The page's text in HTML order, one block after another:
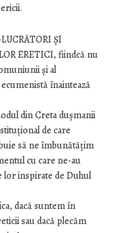
ȘI
ERETICI, fiindcă nu
și al
înaintează
din Creta dușmanii
de care
să ne îmbunătățim
cu care ne-au
lor inspirate de Duhul
dacă suntem în
sau dacă plecăm